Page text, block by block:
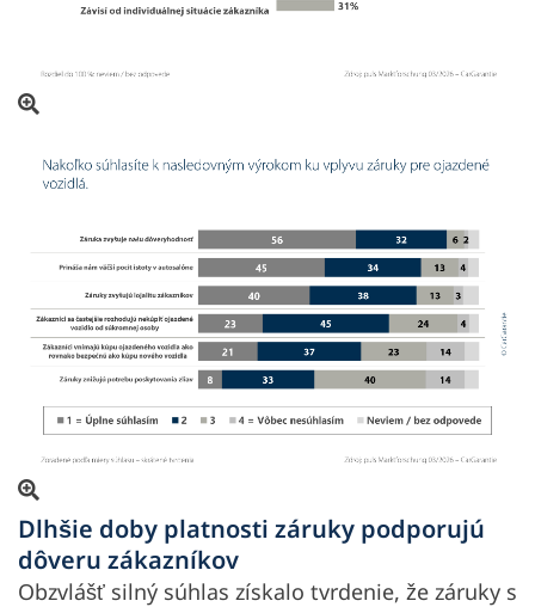
Dlhšie doby platnosti záruky podporujú
dôveru zákazníkov
Obzvlášť silný súhlas získalo tvrdenie, že záruky s